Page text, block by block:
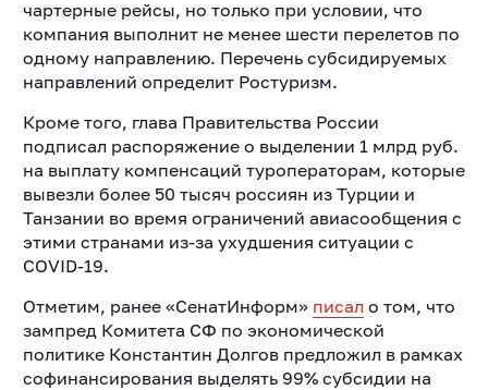
чартерные рейсы, но только при условии, что
компания выполнит не менее шести перелетов по
одному направлению. Перечень субсидируемых
направлений определит Ростуризм.
Кроме того, глава Правительства России
подписал распоряжение о выделении 1 млрд руб.
на выплату компенсаций туроператорам, которые
вывезли более 50 тысяч россиян из Турции и
Танзании во время ограничений авиасообщения с
этими странами из-за ухудшения ситуации с
COVID-19.
Отметим, ранее «СенатИнформ» писал о том, что
зампред Комитета СФ по экономической
политике Константин Долгов предложил в рамках
софинансирования выделять 99% субсидии на